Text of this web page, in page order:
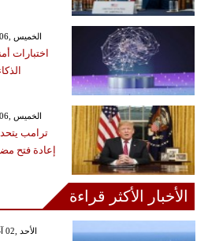
GMT 05:43 2026 الخميس ,06 آب / أغسطس
اختبارات
GMT 10:16 2026 الخميس ,06 آب / أغسطس
ترامب
إعادة فتح
الأخبار الأكثر قراءة
GMT 13:55 2026 الأحد ,02 آب / أغسطس